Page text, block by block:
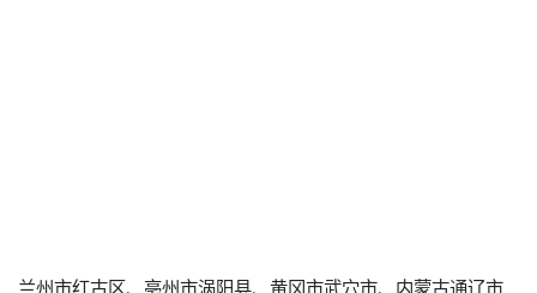
兰州市红古区、亳州市涡阳县、黄冈市武穴市、内蒙古通辽市